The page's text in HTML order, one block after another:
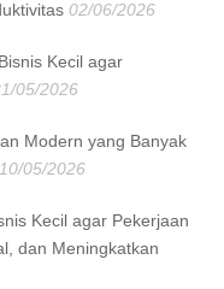
02/06/2026
Kecil agar
05/2026
Modern yang Banyak
10/05/2026
Kecil agar Pekerjaan
dan Meningkatkan